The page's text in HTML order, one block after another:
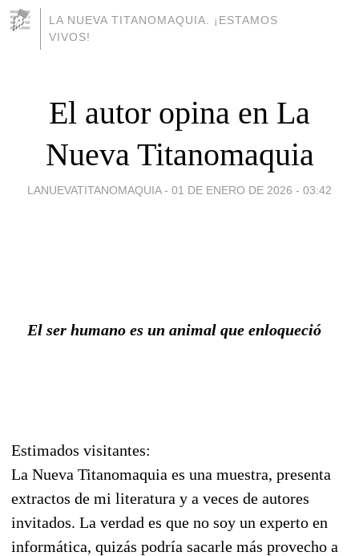
LA NUEVA TITANOMAQUIA. ¡ESTAMOS
VIVOS!
El autor opina en La
Nueva Titanomaquia
LANUEVATITANOMAQUIA - 01 DE ENERO DE 2026 - 03:42
El ser humano es un animal que enloqueció
Estimados visitantes:
La Nueva Titanomaquia es una muestra, presenta
extractos de mi literatura y a veces de autores
invitados. La verdad es que no soy un experto en
informática, quizás podría sacarle más provecho a